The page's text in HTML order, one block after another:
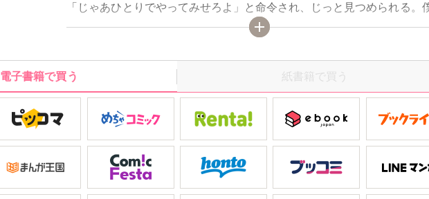
「じゃあひとりでやってみせろよ」と命令され、じっと見つめられる。
先輩の言いなり、いつだって逆らえない。吐息と、卑猥な水音と青臭い
が個室に充満し、先輩の視線に犯され、クラクラしてしまうー…。先輩
付けるー…。
電子書籍で買う 紙書籍で買う